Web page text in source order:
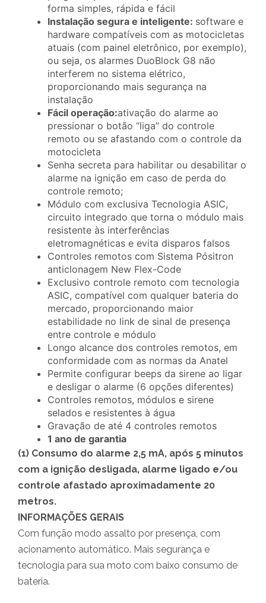
forma simples, rápida e fácil
Instalação segura e inteligente: software e
hardware compatíveis com as motocicletas
atuais (com painel eletrônico, por exemplo),
ou seja, os alarmes DuoBlock G8 não
interferem no sistema elétrico,
proporcionando mais segurança na
instalação
Fácil operação:ativação do alarme ao
pressionar o botão “liga” do controle
remoto ou se afastando com o controle da
motocicleta
Senha secreta para habilitar ou desabilitar o
alarme na ignição em caso de perda do
controle remoto;
Módulo com exclusiva Tecnologia ASIC,
circuito integrado que torna o módulo mais
resistente às interferências
eletromagnéticas e evita disparos falsos
Controles remotos com Sistema Pósitron
anticlonagem New Flex-Code
Exclusivo controle remoto com tecnologia
ASIC, compatível com qualquer bateria do
mercado, proporcionando maior
estabilidade no link de sinal de presença
entre controle e módulo
Longo alcance dos controles remotos, em
conformidade com as normas da Anatel
Permite configurar beeps da sirene ao ligar
e desligar o alarme (6 opções diferentes)
Controles remotos, módulos e sirene
selados e resistentes à água
Gravação de até 4 controles remotos
1 ano de garantia
(1) Consumo do alarme 2,5 mA, após 5 minutos
com a ignição desligada, alarme ligado e/ou
controle afastado aproximadamente 20
metros.
INFORMAÇÕES GERAIS
Com função modo assalto por presença, com
acionamento automático. Mais segurança e
tecnologia para sua moto com baixo consumo de
bateria.